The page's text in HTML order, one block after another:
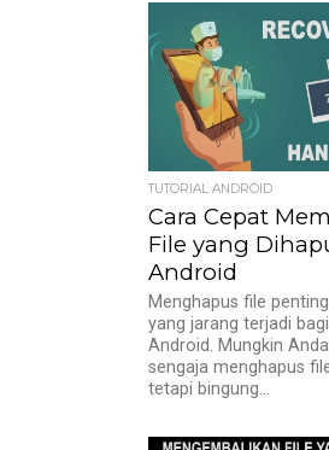
TUTORIAL ANDROID
Cara Cepat
File yang
Android
Menghapus file
yang jarang terjadi
Android. Mungkin
sengaja menghapus
tetapi bingung...